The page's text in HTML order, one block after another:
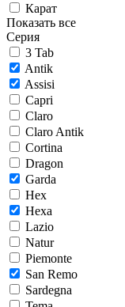
Карат
Показать все
Серия
3 Tab
Antik
Assisi
Capri
Claro
Claro Antik
Cortina
Dragon
Garda
Hex
Hexa
Lazio
Natur
Piemonte
San Remo
Sardegna